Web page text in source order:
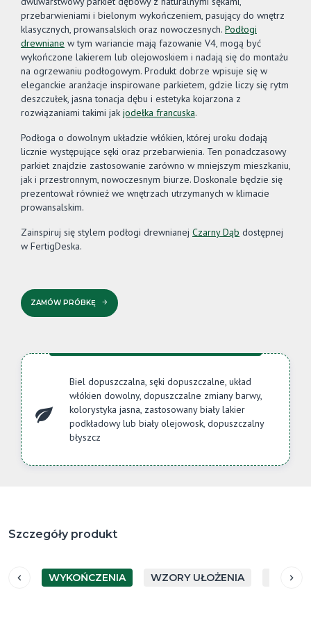
przebarwieniami i bielonym wykończeniem, pasujący do wnętrz
klasycznych, prowansalskich oraz nowoczesnych. Podłogi
drewniane w tym wariancie mają fazowanie V4, mogą być
wykończone lakierem lub olejowoskiem i nadają się do montażu
na ogrzewaniu podłogowym. Produkt dobrze wpisuje się w
eleganckie aranżacje inspirowane parkietem, gdzie liczy się rytm
deszczułek, jasna tonacja dębu i estetyka kojarzona z
rozwiązaniami takimi jak jodełka francuska.
Podłoga o dowolnym układzie włókien, której uroku dodają
licznie występujące sęki oraz przebarwienia. Ten ponadczasowy
parkiet znajdzie zastosowanie zarówno w mniejszym mieszkaniu,
jak i przestronnym, nowoczesnym biurze. Doskonale będzie się
prezentował również we wnętrzach utrzymanych w klimacie
prowansalskim.
Zainspiruj się stylem podłogi drewnianej Czarny Dąb dostępnej
w FertigDeska.
ZAMÓW PRÓBKĘ
Biel dopuszczalna, sęki dopuszczalne, układ
włókien dowolny, dopuszczalne zmiany barwy,
kolorystyka jasna, zastosowany biały lakier
podkładowy lub biały olejowosk, dopuszczalny
błyszcz
Szczegóły produkt
WYKOŃCZENIA WZORY UŁOŻENIA